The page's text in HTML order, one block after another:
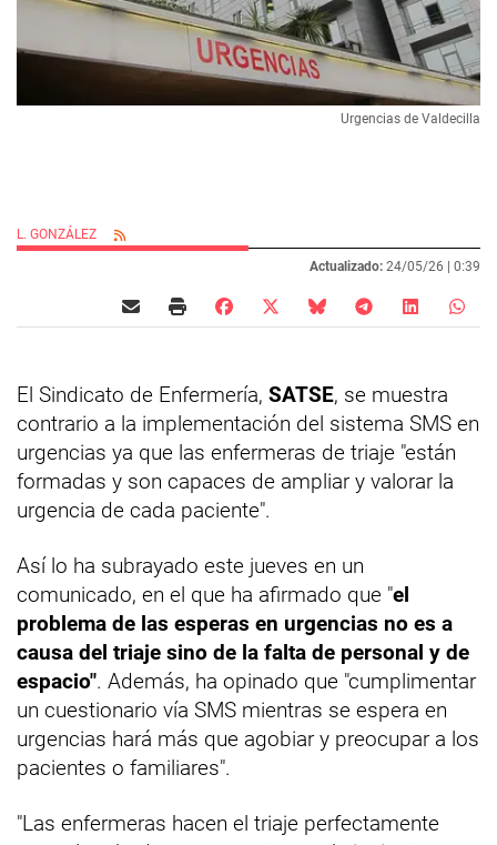
Urgencias de Valdecilla
L. GONZÁLEZ
Actualizado: 24/05/26 | 0:39
El Sindicato de Enfermería, SATSE, se muestra
contrario a la implementación del sistema SMS en
urgencias ya que las enfermeras de triaje "están
formadas y son capaces de ampliar y valorar la
urgencia de cada paciente".
Así lo ha subrayado este jueves en un
comunicado, en el que ha afirmado que "el
problema de las esperas en urgencias no es a
causa del triaje sino de la falta de personal y de
espacio". Además, ha opinado que "cumplimentar
un cuestionario vía SMS mientras se espera en
urgencias hará más que agobiar y preocupar a los
pacientes o familiares".
"Las enfermeras hacen el triaje perfectamente